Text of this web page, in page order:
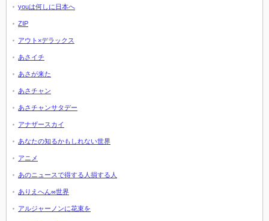
youは何しに日本へ
ZIP
アウト×デラックス
あさイチ
あさが来た
あさチャン
あさチャンサタデー
アナザースカイ
あなたの知るかもしれない世界
アニメ
あのニュースで得する人損する人
ありえへん∞世界
アルジャーノンに花束を